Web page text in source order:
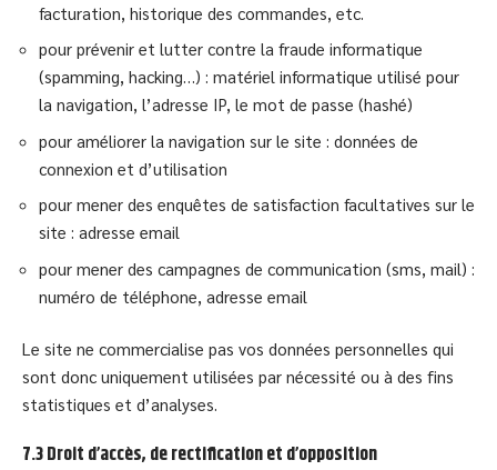
facturation, historique des commandes, etc.
pour prévenir et lutter contre la fraude informatique
(spamming, hacking…) : matériel informatique utilisé pour
la navigation, l’adresse IP, le mot de passe (hashé)
pour améliorer la navigation sur le site : données de
connexion et d’utilisation
pour mener des enquêtes de satisfaction facultatives sur le
site : adresse email
pour mener des campagnes de communication (sms, mail) :
numéro de téléphone, adresse email
Le site ne commercialise pas vos données personnelles qui
sont donc uniquement utilisées par nécessité ou à des fins
statistiques et d’analyses.
7.3 Droit d’accès, de rectification et d’opposition